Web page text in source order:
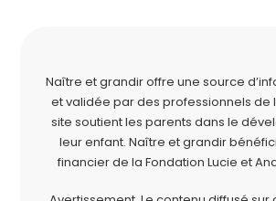
Naître et grandir offre une source
et validée par des professionnels de
site soutient les parents dans le
leur enfant. Naître et grandir
financier de la Fondation Lucie et